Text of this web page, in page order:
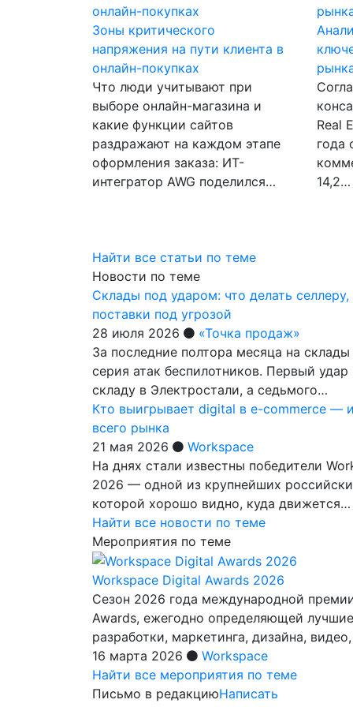
Зоны критического
напряжения на пути клиента в
онлайн-покупках
Что люди учитывают при
выборе онлайн-магазина и
какие функции сайтов
раздражают на каждом этапе
оформления заказа: ИТ-
интегратор AWG поделился…
Real
года
14,2…
Найти все статьи по теме
Новости по теме
Склады под ударом: что делать
поставки под угрозой
28 июля 2026
«Точка продаж»
За последние полтора месяца на
серия атак беспилотников. Первый
складу в Электростали, а седьмого…
Кто выигрывает digital в e-commerce —
всего рынка
21 мая 2026
Workspace
На днях стали известны победители
2026 — одной из крупнейших
которой хорошо видно, куда движется…
Найти все новости по теме
Мероприятия по теме
Workspace Digital Awards 2026
Сезон 2026 года международной
Awards, ежегодно определяющей
разработки, маркетинга, дизайна,
16 марта 2026
Workspace
Найти все мероприятия по теме
Письмо в редакциюНаписать